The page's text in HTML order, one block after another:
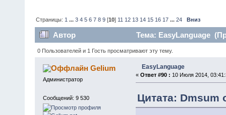
Страницы: 1 ...3 4 5 6 7 8 9 [10] 11 12 13 14 15 16 17 ...24 Вниз
Автор Тема: EasyLanguage
0 Пользователей и 1 Гость просматривают эту тему.
Gelium
Администратор
Сообщений: 9 530
EasyLanguage
« Ответ #90 : 10 Июля 2014,
Цитата: Dmsum